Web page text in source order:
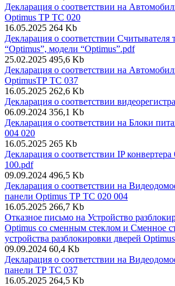
Декларация о соответствии на
Optimus ТР ТС 020
16.05.2025 264 Kb
Декларация о соответствии Считывателя
“Optimus”, модели “Optimus”.pdf
25.02.2025 495,6 Kb
Декларация о соответствии на
OptimusТР ТС 037
16.05.2025 262,6 Kb
Декларация о соответствии
06.09.2024 356,1 Kb
Декларация о соответствии на Блоки
004 020
16.05.2025 265 Kb
Декларация о соответствии IP
100.pdf
09.09.2024 496,5 Kb
Декларация о соответствии на
панели Optimus ТР ТС 020 004
16.05.2025 266,7 Kb
Отказное письмо на Устройство
Optimus со сменным стеклом и Сменное
устройства разблокировки дверей
09.09.2024 60,4 Kb
Декларация о соответствии на
панели ТР ТС 037
16.05.2025 264,5 Kb